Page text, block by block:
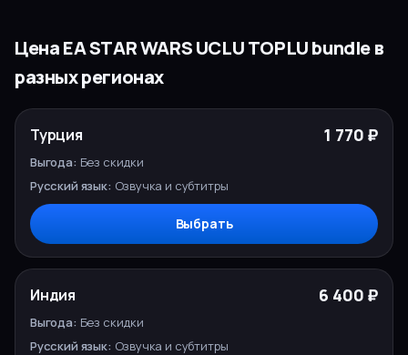
ЦенаEA STAR WARS UCLU TOPLU bundleв
разных регионах
РЕГИОН
Турция 1 770 ₽
Без скидки
Озвучка и субтитры
Выбрать
Индия 6 400 ₽
Без скидки
Озвучка и субтитры